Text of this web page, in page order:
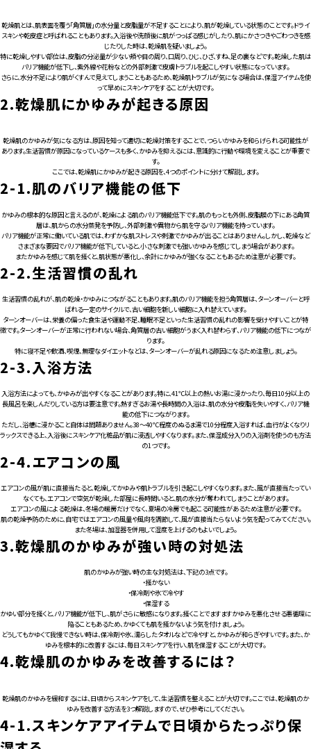
乾燥肌とは、肌表面を覆う「角質層」の水分量と皮脂量が不足することにより、肌が乾燥している状態のことです。ドライ
スキンや乾皮症と呼ばれることもあります。入浴後や洗顔後に肌がつっぱる感じがしたり、肌にかさつきやごわつきを感
じたりした時は、乾燥肌を疑いましょう。
特に乾燥しやすい部位は、皮脂の分泌量が少ない頬や目の周り、口周り、ひじ、ひざ、すね、足の裏などです。乾燥した肌は
バリア機能が低下し、紫外線や花粉などの外部刺激で皮膚トラブルを起こしやすい状態になっています。
さらに、水分不足により肌がくすんで見えてしまうこともあるため、乾燥肌トラブルが気になる場合は、保湿アイテムを使
って早めにスキンケアをすることが大切です。
2.乾燥肌にかゆみが起きる原因
乾燥肌のかゆみが気になる方は、原因を知って適切に乾燥対策をすることで、つらいかゆみを和らげられる可能性が
あります。生活習慣が原因になっているケースも多く、かゆみを抑えるには、意識的に行動や環境を変えることが重要で
す。
ここでは、乾燥肌にかゆみが起きる原因を、4つのポイントに分けて解説します。
2-1.肌のバリア機能の低下
かゆみの根本的な原因と言えるのが、乾燥による肌のバリア機能低下です。肌のもっとも外側、皮脂膜の下にある角質
層は、肌からの水分蒸発を予防し、外部刺激や異物から肌を守るバリア機能を持っています。
バリア機能が正常に働いている肌では、わずかな肌ストレスや刺激でかゆみが出ることはありません。しかし、乾燥など
さまざまな要因でバリア機能が低下していると、小さな刺激でも強いかゆみを感じてしまう場合があります。
またかゆみを感じて肌を掻くと、肌状態が悪化し、余計にかゆみが強くなることもあるため注意が必要です。
2-2.生活習慣の乱れ
生活習慣の乱れが、肌の乾燥・かゆみにつながることもあります。肌のバリア機能を担う角質層は、ターンオーバーと呼
ばれる一定のサイクルで、古い細胞を新しい細胞に入れ替えています。
ターンオーバーは、栄養の偏った食生活や運動不足、睡眠不足といった生活習慣の乱れの影響を受けやすいことが特
徴です。ターンオーバーが正常に行われない場合、角質層の古い細胞がうまく入れ替わらず、バリア機能の低下につなが
ります。
特に寝不足や飲酒、喫煙、無理なダイエットなどは、ターンオーバーが乱れる原因になるため注意しましょう。
2-3.入浴方法
入浴方法によっても、かゆみが出やすくなることがあります。特に、41℃以上の熱いお湯に浸かったり、毎日10分以上の
長風呂を楽しんだりしている方は要注意です。熱すぎるお湯や長時間の入浴は、肌の水分や皮脂を失いやすく、バリア機
能の低下につながります。
ただし、浴槽に浸かること自体は問題ありません。38〜40℃程度のぬるま湯で10分程度入浴すれば、血行がよくなりリ
ラックスできる上、入浴後にスキンケア化粧品が肌に浸透しやすくなります。また、保湿成分入りの入浴剤を使うのも方法
の1つです。
2-4.エアコンの風
エアコンの風が肌に直接当たると、乾燥してかゆみや肌トラブルを引き起こしやすくなります。また、風が直接当たってい
なくても、エアコンで空気が乾燥した部屋に長時間いると、肌の水分が奪われてしまうことがあります。
エアコンの風による乾燥は、冬場の暖房だけでなく、夏場の冷房でも起こる可能性があるため注意が必要です。
肌の乾燥予防のために、自宅ではエアコンの風量や風向を調節して、風が直接当たらないよう気を配ってみてください。
また冬場は、加湿器を併用して湿度を上げるのもよいでしょう。
3.乾燥肌のかゆみが強い時の対処法
肌のかゆみが強い時の主な対処法は、下記の3点です。
・掻かない
・保冷剤や氷で冷やす
・保湿する
かゆい部分を掻くと、バリア機能が低下し、肌がさらに敏感になります。掻くことでますますかゆみを悪化させる悪循環に
陥ることもあるため、かゆくても肌を掻かないよう気を付けましょう。
どうしてもかゆくて我慢できない時は、保冷剤や氷、濡らしたタオルなどで冷やすと、かゆみが和らぎやすいです。また、か
ゆみを根本的に改善するには、毎日スキンケアを行い、肌を保湿することが大切です。
4.乾燥肌のかゆみを改善するには？
乾燥肌のかゆみを緩和するには、日頃からスキンケアをして、生活習慣を整えることが大切です。ここでは、乾燥肌のか
ゆみを改善する方法を3つ解説しますので、ぜひ参考にしてください。
4-1.スキンケアアイテムで日頃からたっぷり保